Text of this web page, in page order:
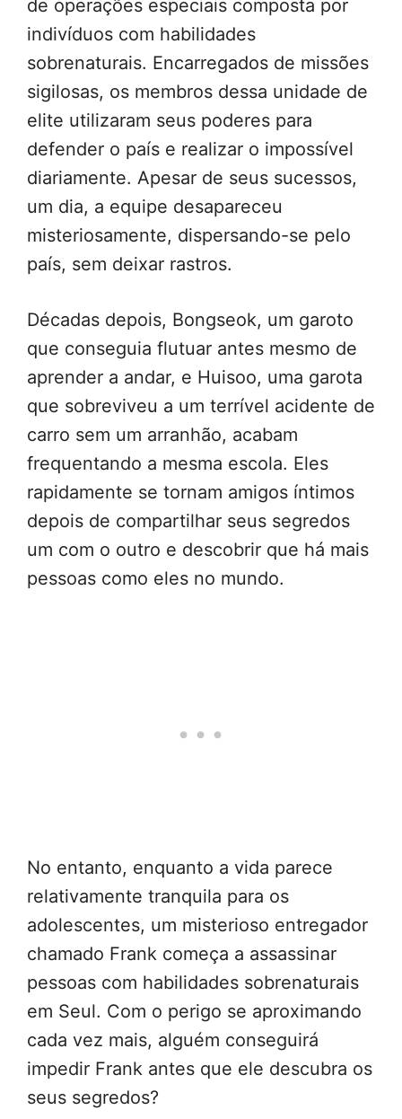
de operações especiais composta por
indivíduos com habilidades
sobrenaturais. Encarregados de missões
sigilosas, os membros dessa unidade de
elite utilizaram seus poderes para
defender o país e realizar o impossível
diariamente. Apesar de seus sucessos,
um dia, a equipe desapareceu
misteriosamente, dispersando-se pelo
país, sem deixar rastros.
Décadas depois, Bongseok, um garoto
que conseguia flutuar antes mesmo de
aprender a andar, e Huisoo, uma garota
que sobreviveu a um terrível acidente de
carro sem um arranhão, acabam
frequentando a mesma escola. Eles
rapidamente se tornam amigos íntimos
depois de compartilhar seus segredos
um com o outro e descobrir que há mais
pessoas como eles no mundo.
No entanto, enquanto a vida parece
relativamente tranquila para os
adolescentes, um misterioso entregador
chamado Frank começa a assassinar
pessoas com habilidades sobrenaturais
em Seul. Com o perigo se aproximando
cada vez mais, alguém conseguirá
impedir Frank antes que ele descubra os
seus segredos?